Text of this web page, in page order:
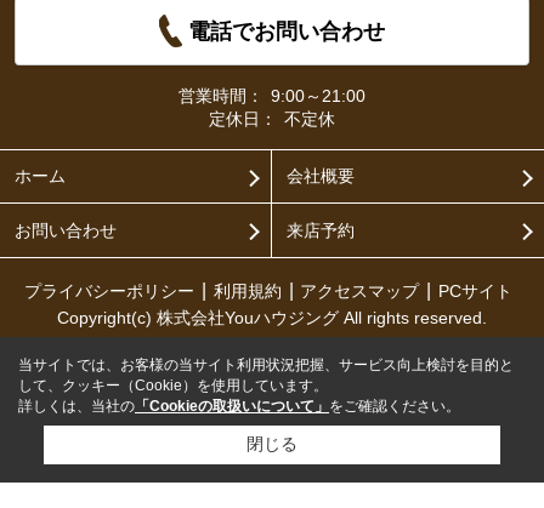
電話でお問い合わせ
営業時間：
9:00～21:00
定休日：
不定休
ホーム 会社概要
お問い合わせ 来店予約
プライバシーポリシー 利用規約 アクセスマップ
PCサイト
Copyright(c) 株式会社Youハウジング All rights reserved.
当サイトでは、お客様の当サイト利用状況把握、サービス向上検討を目的と
して、クッキー（Cookie）を使用しています。
詳しくは、当社の 「Cookieの取扱いについて」 をご確認ください。
閉じる